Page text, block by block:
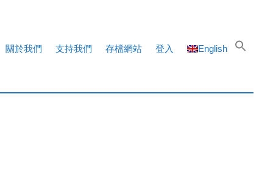
關於我們 支持我們 存檔網站 登入 English